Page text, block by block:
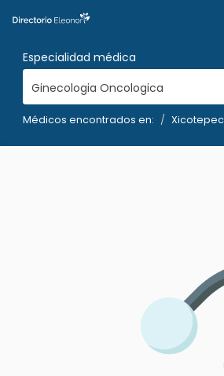
Especialidad médica
Ginecologia Oncologica
Médicos encontrados en: Xicotepec